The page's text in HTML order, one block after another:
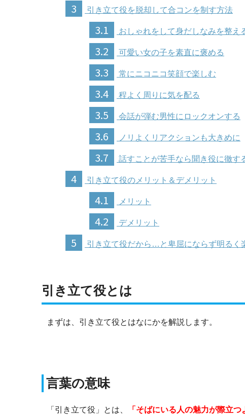
3 引き立て役を脱却して合コンを制す方法
3.1 おしゃれをして身だしなみを整え
3.2 可愛い女の子を素直に褒める
3.3 常にニコニコ笑顔で楽しむ
3.4 程よく周りに気を配る
3.5 会話が弾む男性にロックオンする
3.6 ノリよくリアクションも大きめに
3.7 話すことが苦手なら聞き役に徹す
4 引き立て役のメリット＆デメリット
4.1 メリット
4.2 デメリット
5 引き立て役だから…と卑屈にならず明るく
引き立て役とは
まずは、引き立て役とはなにかを解説します。
言葉の意味
「引き立て役」とは、 「そばにいる人の魅力が際立つ